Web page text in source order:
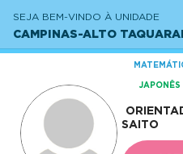
SEJA BEM-VINDO À UNIDADE
CAMPINAS-ALTO
JAPONÊS
SAITO